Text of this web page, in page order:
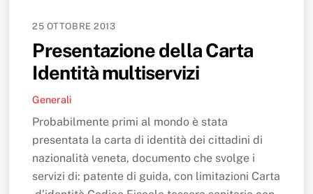
25 OTTOBRE 2013
Presentazione della Carta
Identità multiservizi
Generali
Probabilmente primi al mondo è stata
presentata la carta di identità dei cittadini di
nazionalità veneta, documento che svolge i
servizi di: patente di guida, con limitazioni Carta